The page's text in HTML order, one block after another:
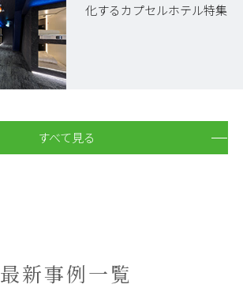
化するカプセルホテル特集
すべて見る
最新事例一覧